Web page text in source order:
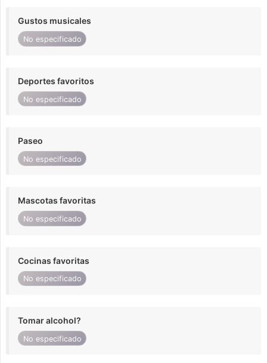
Gustos musicales
No especificado
Deportes favoritos
No especificado
Paseo
No especificado
Mascotas favoritas
No especificado
Cocinas favoritas
No especificado
Tomar alcohol?
No especificado